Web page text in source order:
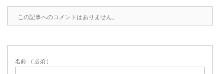
この記事へのコメントはありません。
名前 ( 必須 )